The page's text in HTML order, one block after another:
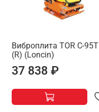
Виброплита TOR C-95T
(R) (Loncin)
37 838 ₽